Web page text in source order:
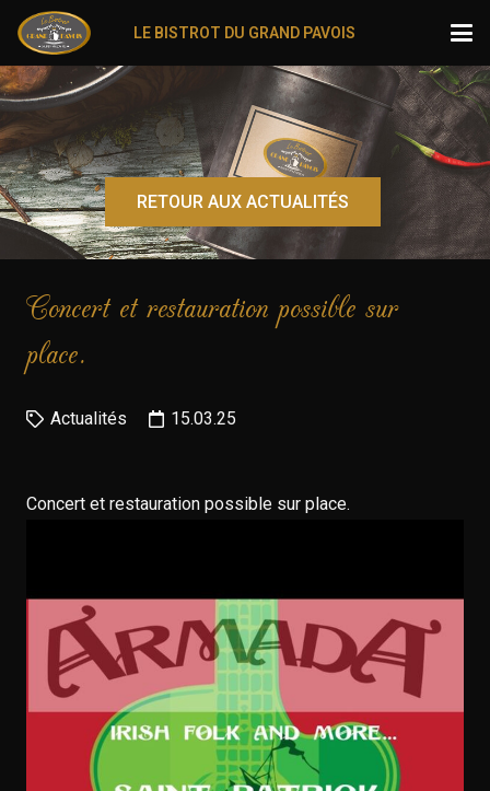
LE BISTROT DU GRAND PAVOIS
RETOUR AUX ACTUALITÉS
Concert et restauration possible sur
place.
Actualités 15.03.25
Concert et restauration possible sur place.